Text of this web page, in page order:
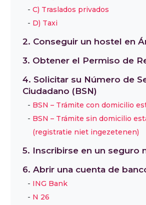
C) Traslados privados
D) Taxi
2. Conseguir un hostel en
3. Obtener el Permiso de
4. Solicitar su Número de
Ciudadano (BSN)
BSN – Trámite con domicilio
BSN – Trámite sin domicilio
(registratie niet ingezetenen)
5. Inscribirse en un seguro
6. Abrir una cuenta de
ING Bank
N 26